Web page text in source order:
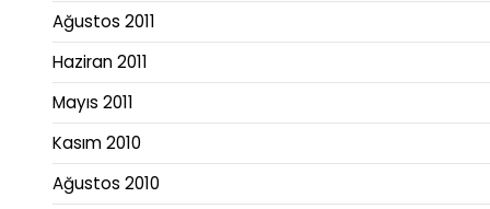
Ağustos 2011
Haziran 2011
Mayıs 2011
Kasım 2010
Ağustos 2010